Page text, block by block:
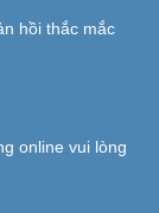
hồi thắc mắc
online vui lòng